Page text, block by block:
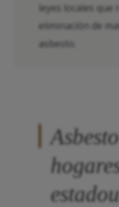
leyes locales que
eliminación de
asbesto.